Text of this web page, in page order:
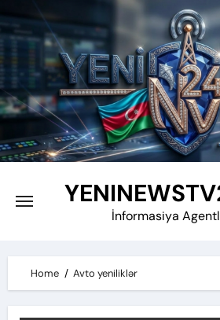
to
content
İnformasiya
Home Avto yeniliklər